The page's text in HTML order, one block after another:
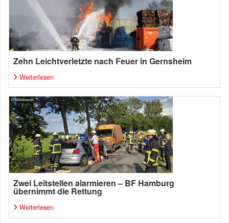
Zehn Leichtverletzte nach Feuer in Gernsheim
Weiterlesen
Zwei Leitstellen alarmieren – BF Hamburg
übernimmt die Rettung
Weiterlesen